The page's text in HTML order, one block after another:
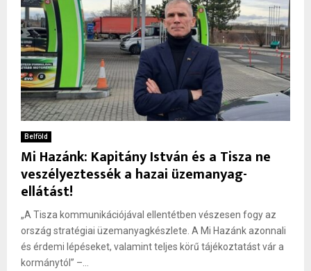
Belföld
Mi Hazánk: Kapitány István és a Tisza ne
veszélyeztessék a hazai üzemanyag-
ellátást!
„A Tisza kommunikációjával ellentétben vészesen fogy az
ország stratégiai üzemanyagkészlete. A Mi Hazánk azonnali
és érdemi lépéseket, valamint teljes körű tájékoztatást vár a
kormánytól” –...